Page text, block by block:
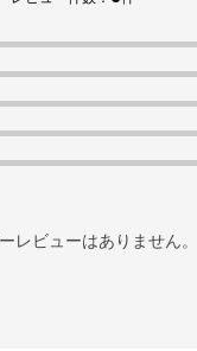
レビューはありません。